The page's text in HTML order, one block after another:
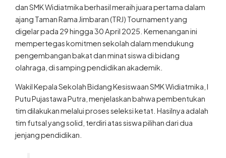
dan SMK Widiatmika berhasil meraih juara pertama dalam
ajang Taman Rama Jimbaran (TRJ) Tournament yang
digelar pada 29 hingga 30 April 2025. Kemenangan ini
mempertegas komitmen sekolah dalam mendukung
pengembangan bakat dan minat siswa di bidang
olahraga, di samping pendidikan akademik.
Wakil Kepala Sekolah Bidang Kesiswaan SMK Widiatmika, I
Putu Pujastawa Putra, menjelaskan bahwa pembentukan
tim dilakukan melalui proses seleksi ketat. Hasilnya adalah
tim futsal yang solid, terdiri atas siswa pilihan dari dua
jenjang pendidikan.